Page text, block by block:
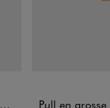
Disponible en
Pull en grosse